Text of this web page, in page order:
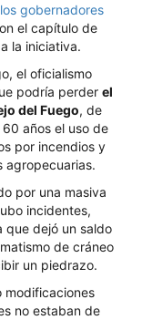
los gobernadores
el capítulo de
la iniciativa.
el oficialismo
podría perder el
del Fuego, de
años el uso de
por incendios y
agropecuarias.
por una masiva
incidentes,
que dejó un saldo
de cráneo
un piedrazo.
modificaciones
no estaban de